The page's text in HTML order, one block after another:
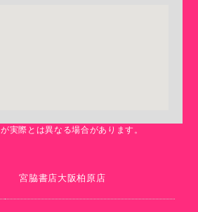
実際とは異なる場合があります。
宮脇書店大阪柏原店